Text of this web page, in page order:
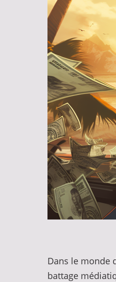
Dans le monde
battage